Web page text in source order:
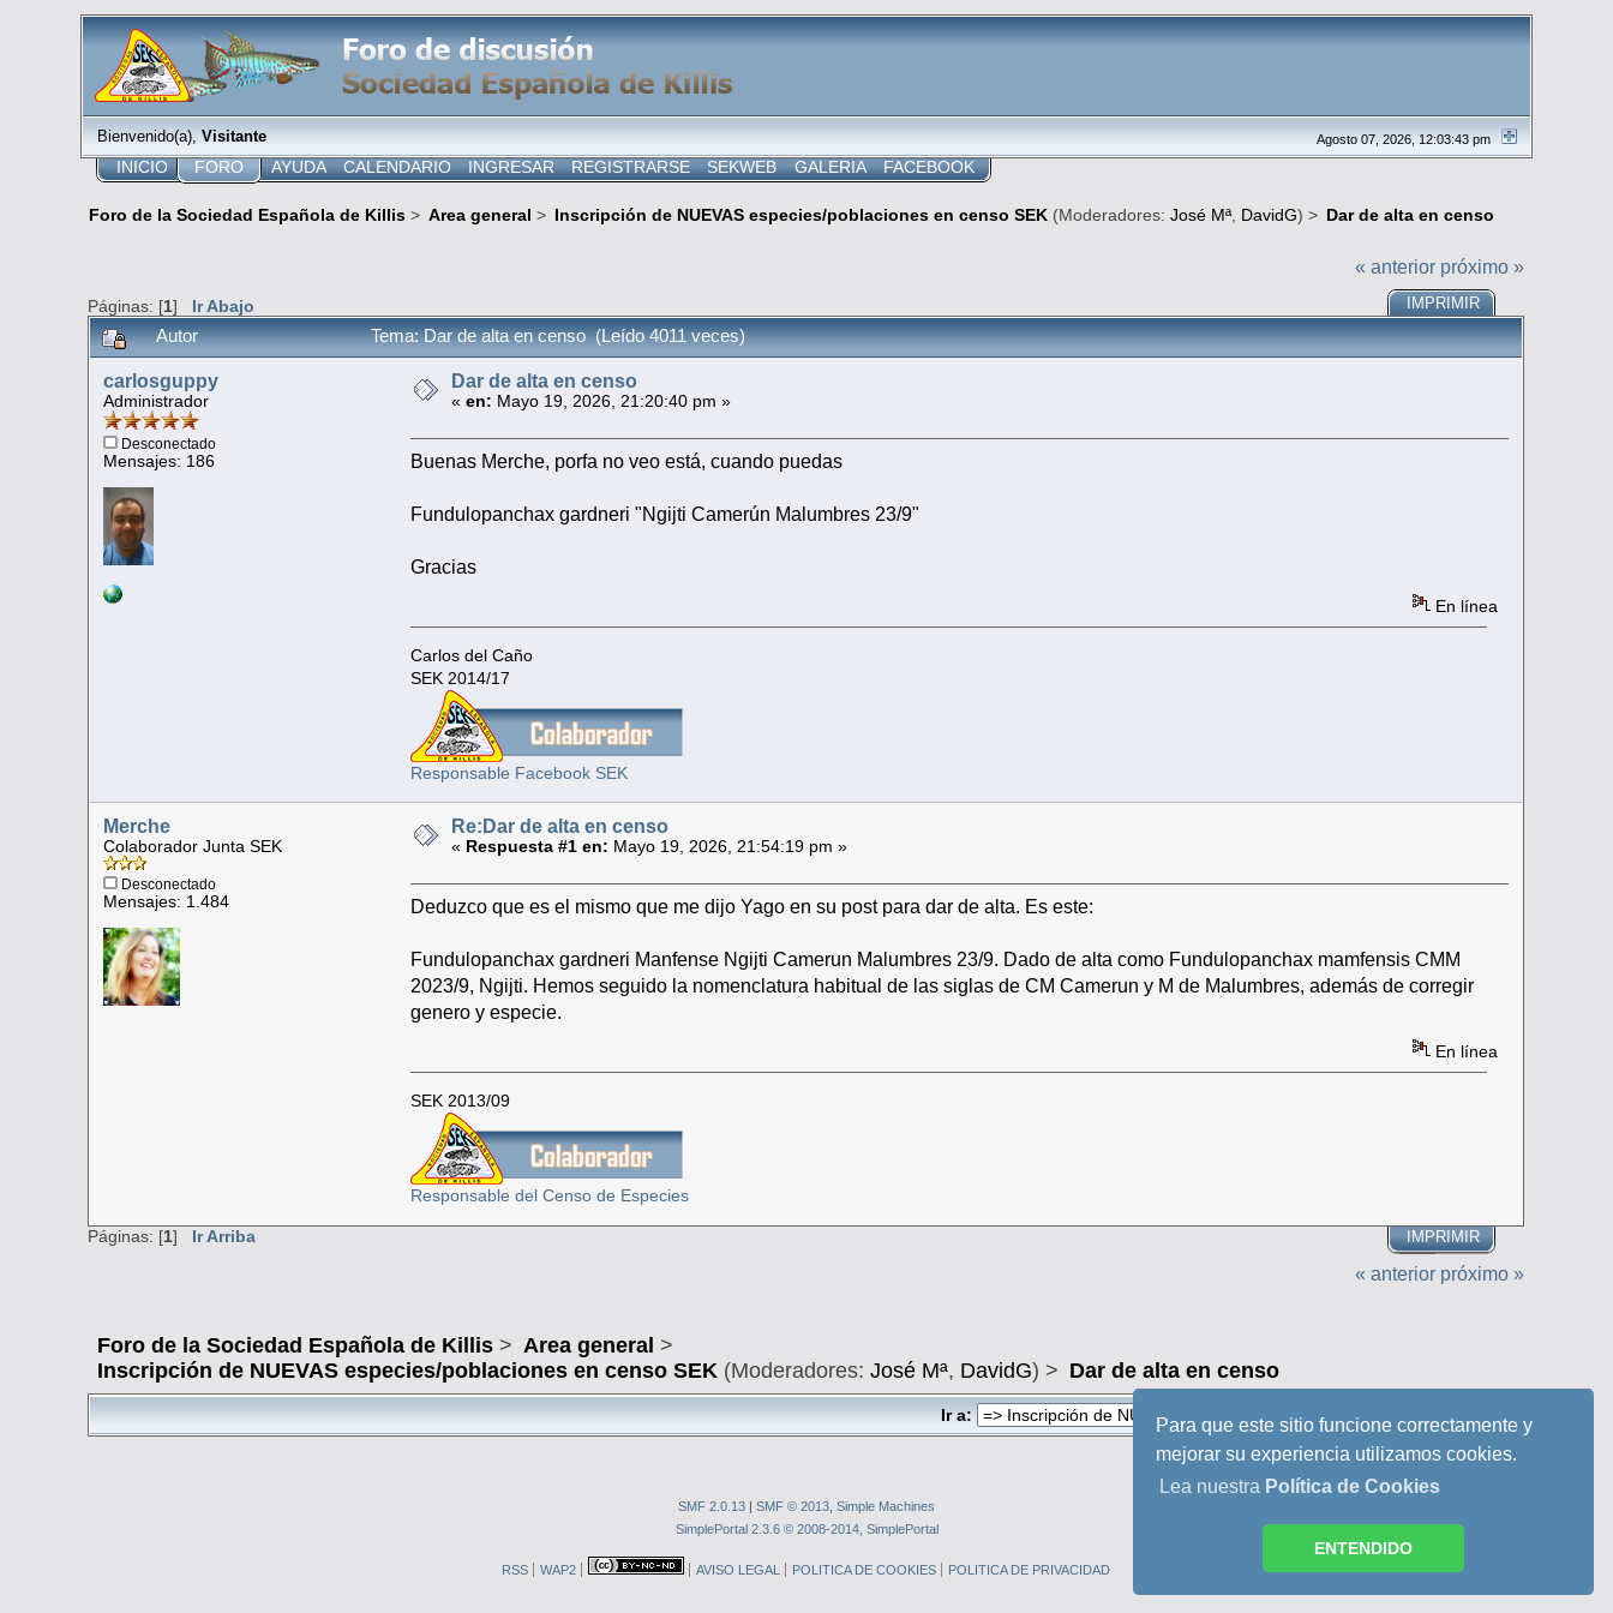
Para que este sitio funcione correctamente y
mejorar su experiencia utilizamos cookies.
Lea nuestra Política de Cookies
ENTENDIDO
Agosto 07, 2026, 12:03:43 pm
Bienvenido(a), Visitante
INICIO FORO AYUDA CALENDARIO INGRESAR REGISTRARSE SEKWEB GALERIA FACEBOOK
Foro de la Sociedad Española de Killis> Area general > Inscripción de NUEVAS especies/poblaciones en censo SEK(Moderadores: José Mª, DavidG) > Dar de alta en censo
« anterior próximo »
Páginas: [1] Ir Abajo IMPRIMIR
Autor Tema: Dar de alta en censo (Leído 4011 veces)
carlosguppy
Administrador
Desconectado
Mensajes: 186
Dar de alta en censo
«en: Mayo 19, 2026, 21:20:40 pm »
Buenas Merche, porfa no veo está, cuando puedas
Fundulopanchax gardneri "Ngijti Camerún Malumbres 23/9"
Gracias
En línea
Carlos del Caño
SEK 2014/17
Responsable Facebook SEK
Merche
Colaborador Junta SEK
Desconectado
Mensajes: 1.484
Re:Dar de alta en censo
« Respuesta #1 en: Mayo 19, 2026, 21:54:19 pm »
Deduzco que es el mismo que me dijo Yago en su post para dar de alta. Es este:
Fundulopanchax gardneri Manfense Ngijti Camerun Malumbres 23/9. Dado de alta como Fundulopanchax mamfensis CMM
2023/9, Ngijti. Hemos seguido la nomenclatura habitual de las siglas de CM Camerun y M de Malumbres, además de corregir
genero y especie.
En línea
SEK 2013/09
Responsable del Censo de Especies
IMPRIMIR
Páginas: [1] Ir Arriba
« anterior próximo »
Foro de la Sociedad Española de Killis > Area general >
Inscripción de NUEVAS especies/poblaciones en censo SEK (Moderadores:José Mª, DavidG) > Dar de alta en censo
Ir a:
SMF 2.0.13 SMF © 2013 Simple Machines
SimplePortal 2.3.6 © 2008-2014, SimplePortal
RSS WAP2 AVISO LEGAL POLITICA DE COOKIES POLITICA DE PRIVACIDAD